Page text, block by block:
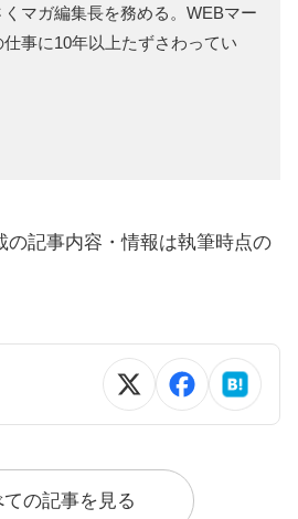
くマガ編集長を務める。WEBマー
事に10年以上たずさわってい
記事内容・情報は執筆時点の
の記事を見る